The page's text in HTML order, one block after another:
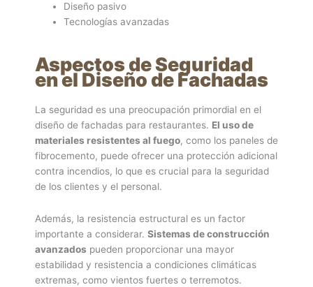
Diseño pasivo
Tecnologías avanzadas
Aspectos de Seguridad
en el Diseño de Fachadas
La seguridad es una preocupación primordial en el
diseño de fachadas para restaurantes. El uso de
materiales resistentes al fuego, como los paneles de
fibrocemento, puede ofrecer una protección adicional
contra incendios, lo que es crucial para la seguridad
de los clientes y el personal.
Además, la resistencia estructural es un factor
importante a considerar. Sistemas de construcción
avanzados pueden proporcionar una mayor
estabilidad y resistencia a condiciones climáticas
extremas, como vientos fuertes o terremotos.